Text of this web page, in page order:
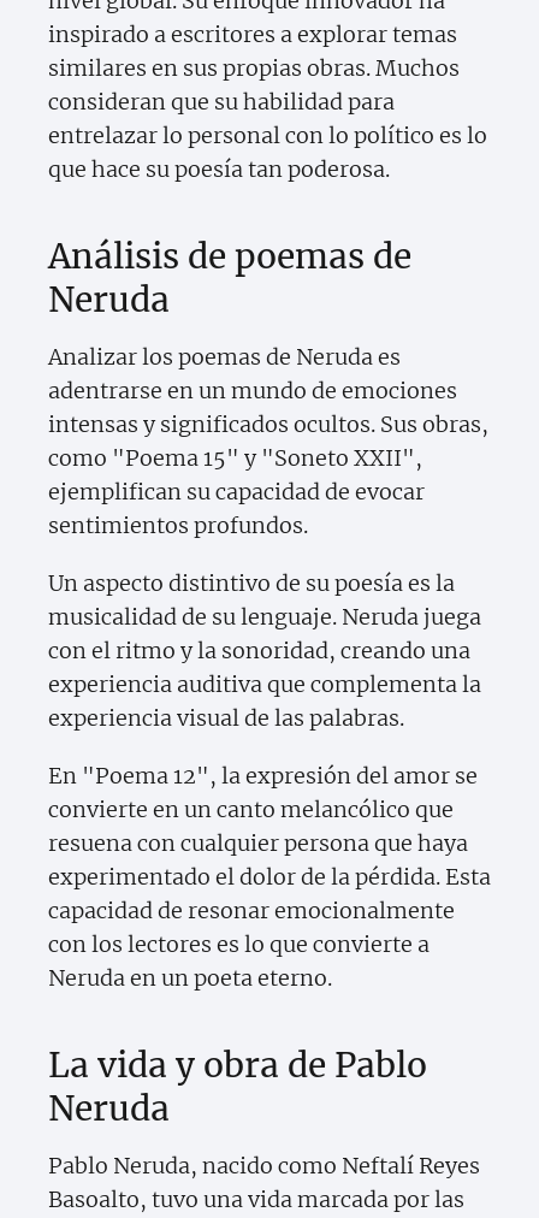
inspirado a escritores a explorar temas
similares en sus propias obras. Muchos
consideran que su habilidad para
entrelazar lo personal con lo político es lo
que hace su poesía tan poderosa.
Análisis de poemas de
Neruda
Analizar los poemas de Neruda es
adentrarse en un mundo de emociones
intensas y significados ocultos. Sus obras,
como "Poema 15" y "Soneto XXII",
ejemplifican su capacidad de evocar
sentimientos profundos.
Un aspecto distintivo de su poesía es la
musicalidad de su lenguaje. Neruda juega
con el ritmo y la sonoridad, creando una
experiencia auditiva que complementa la
experiencia visual de las palabras.
En "Poema 12", la expresión del amor se
convierte en un canto melancólico que
resuena con cualquier persona que haya
experimentado el dolor de la pérdida. Esta
capacidad de resonar emocionalmente
con los lectores es lo que convierte a
Neruda en un poeta eterno.
La vida y obra de Pablo
Neruda
Pablo Neruda, nacido como Neftalí Reyes
Basoalto, tuvo una vida marcada por las